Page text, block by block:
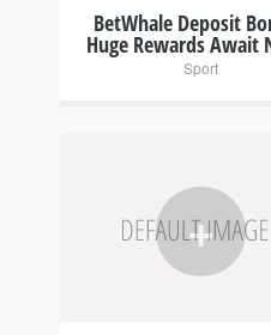
BetWhale Deposit
Huge Rewards Await
Sport
+